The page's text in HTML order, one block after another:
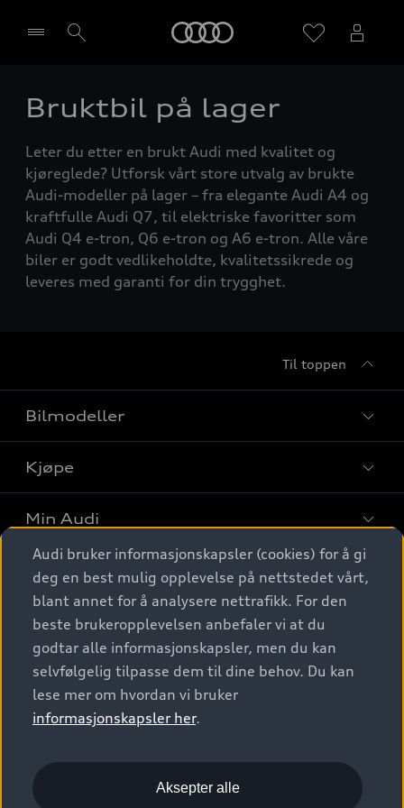
Velg forhandler
Bruktbil på lager
Leter du etter en brukt Audi med kvalitet og
kjøreglede? Utforsk vårt store utvalg av brukte
Audi-modeller på lager – fra elegante Audi A4 og
kraftfulle Audi Q7, til elektriske favoritter som
Audi Q4 e-tron, Q6 e-tron og A6 e-tron. Alle våre
biler er godt vedlikeholdte, kvalitetssikrede og
leveres med garanti for din trygghet.
Til toppen
Bilmodeller
Finn din Audi
Sammenlign bilmodeller
Elbiler
SUV
Stasjonsvogn
Sportback
S/RS
Konseptbiler og prototyper
Kjøpe
Kjøpshjelp
Biler på lager
Finn forhandler
Bestill prøvekjøring
Kontakt forhandler
Bilgarantier
Min Audi
Behold nybilfølelsen
Audi Originalt tilbehør
Verkstedtjenester
Digitale tjenester
Audi digitale tjenester
Audi connect
Functions on demand
Kom i gang med myAudi
Audi Norge
Kundeservice
Audi Driving Experience
© 2026 AUDI NORGE. All Rights Reserved.
Imprint
Audi bruker informasjonskapsler (cookies) for å gi
deg en best mulig opplevelse på nettstedet vårt,
blant annet for å analysere nettrafikk. For den
beste brukeropplevelsen anbefaler vi at du
godtar alle informasjonskapsler, men du kan
selvfølgelig tilpasse dem til dine behov. Du kan
lese mer om hvordan vi bruker
informasjonskapsler her.
Aksepter alle